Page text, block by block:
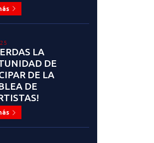
LA
DE
DE LA
DE